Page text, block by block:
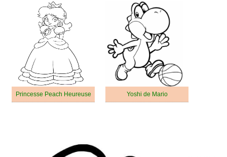
Princesse Peach Heureuse Yoshi de Mario